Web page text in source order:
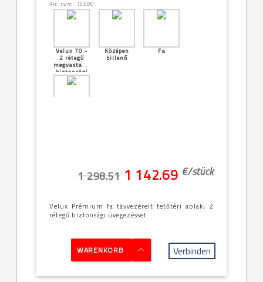
Art. num.: 15500
Velux 70 -
2 rétegű
megvastagított
biztonsági
üveg
Középen
billenő
Fa
1 298.51 1 142.69 €/stück
Velux Prémium fa távvezérelt tetőtéri ablak, 2
rétegű biztonsági üvegezéssel.
WARENKORB Verbinden